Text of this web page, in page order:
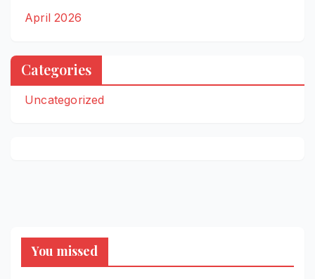
April 2026
Categories
Uncategorized
You missed